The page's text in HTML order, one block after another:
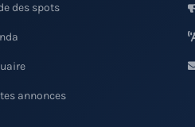
des spots
annonces